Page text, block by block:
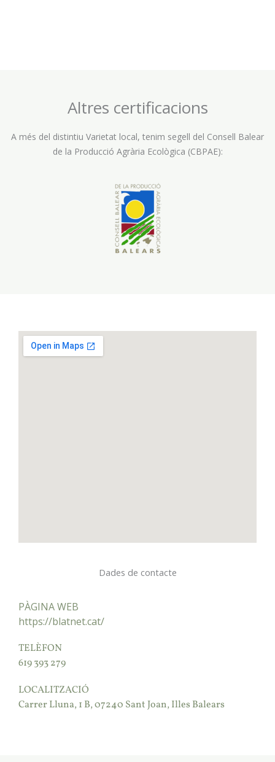
Altres certificacions
A més del distintiu Varietat local, tenim segell del Consell Balear
de la Producció Agrària Ecològica (CBPAE):
Dades de contacte
PÀGINA WEB
https://blatnet.cat/
TELÈFON
619 393 279
LOCALITZACIÓ
Carrer Lluna, 1 B, 07240 Sant Joan, Illes Balears